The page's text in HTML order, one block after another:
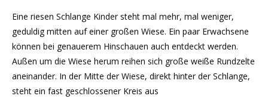
Eine riesen Schlange Kinder steht mal mehr, mal weniger,
geduldig mitten auf einer großen Wiese. Ein paar Erwachsene
können bei genauerem Hinschauen auch entdeckt werden.
Außen um die Wiese herum reihen sich große weiße Rundzelte
aneinander. In der Mitte der Wiese, direkt hinter der Schlange,
steht ein fast geschlossener Kreis aus